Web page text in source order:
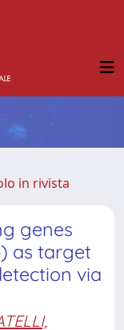
in rivista
genes
as target
via